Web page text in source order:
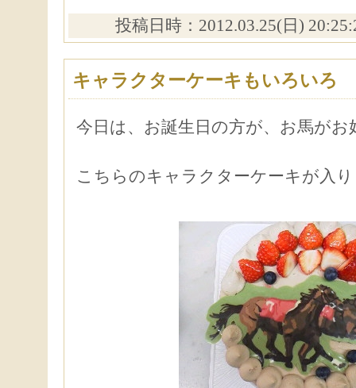
投稿日時：2012.03.25(日)
キャラクターケーキもいろいろ
今日は、お誕生日の方が、お馬が
こちらのキャラクターケーキが入